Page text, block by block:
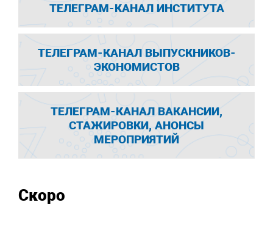
ТЕЛЕГРАМ-КАНАЛ ИНСТИТУТА
ТЕЛЕГРАМ-КАНАЛ ВЫПУСКНИКОВ-
ЭКОНОМИСТОВ
ТЕЛЕГРАМ-КАНАЛ ВАКАНСИИ,
СТАЖИРОВКИ, АНОНСЫ
МЕРОПРИЯТИЙ
Скоро